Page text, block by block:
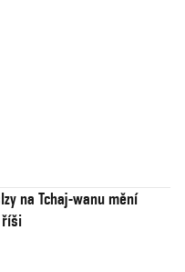
na Tchaj-wanu mění
říši